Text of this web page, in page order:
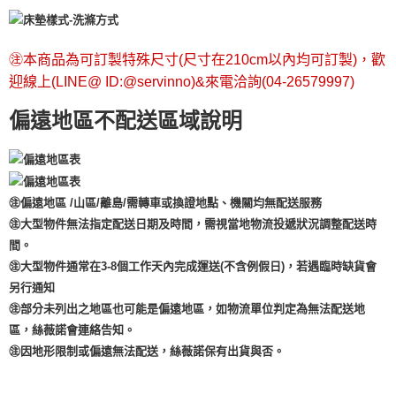
㊟本商品為可訂製特殊尺寸(尺寸在210cm以內均可訂製)，歡
迎線上(LINE@ ID:@servinno)&來電洽詢(04-26579997)
偏遠地區不配送區域說明
㊟偏遠地區 /山區/離島/需轉車或換證地點、機關均無配送服務
㊟大型物件無法指定配送日期及時間，需視當地物流投遞狀況調整配送時
間。
㊟大型物件通常在3-8個工作天內完成運送(不含例假日)，若遇臨時缺貨會
另行通知
㊟部分未列出之地區也可能是偏遠地區，如物流單位判定為無法配送地
區，絲薇諾會連絡告知。
㊟因地形限制或偏遠無法配送，絲薇諾保有出貨與否。